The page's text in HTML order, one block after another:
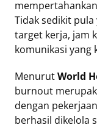
Tidak sedikit
target kerja, jam
komunikasi yang
MenurutWorld
burnout
dengan
berhasil dikelola